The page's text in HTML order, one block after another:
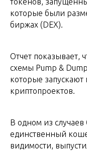
которые были
биржах (DEX).
Отчет показывает,
схемы Pump &
которые
криптопроектов.
В одном из
единственный
видимости,